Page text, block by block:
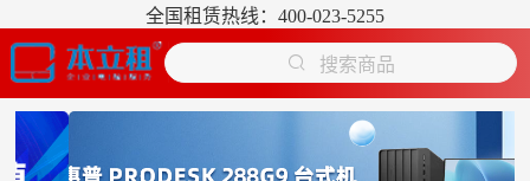
全国租赁热线：400-023-5255
搜索商品